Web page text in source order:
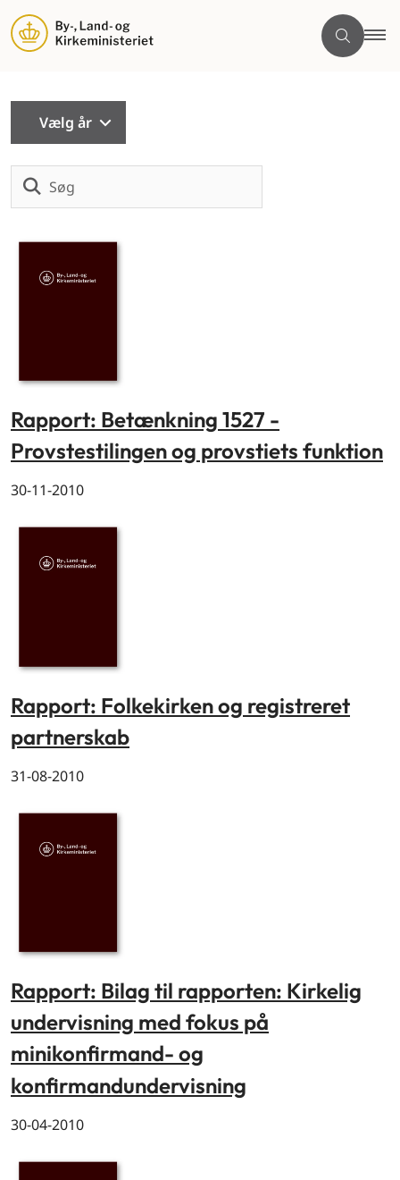
Vælg år
Rapport: Betænkning 1527 -
Provstestilingen og provstiets funktion
30-11-2010
Rapport: Folkekirken og registreret
partnerskab
31-08-2010
Rapport: Bilag til rapporten: Kirkelig
undervisning med fokus på
minikonfirmand- og
konfirmandundervisning
30-04-2010